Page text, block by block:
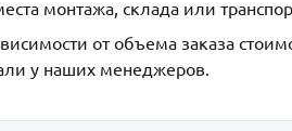
монтажа, склада или
от объема заказа
у наших менеджеров.